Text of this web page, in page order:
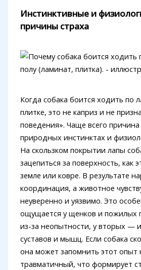
Инстинктивные и
причины страха
Когда собака боится ходить по
плитке, это не каприз и не
поведения». Чаще всего причина
природных инстинктах и
На скользком покрытии лапы
зацепиться за поверхность, как
земле или ковре. В результате
координация, а животное
неуверенно и уязвимо. Это
ощущается у щенков и пожилых
из-за неопытности, у вторых —
суставов и мышц. Если собака
она может запомнить этот опыт
травматичный, что формирует